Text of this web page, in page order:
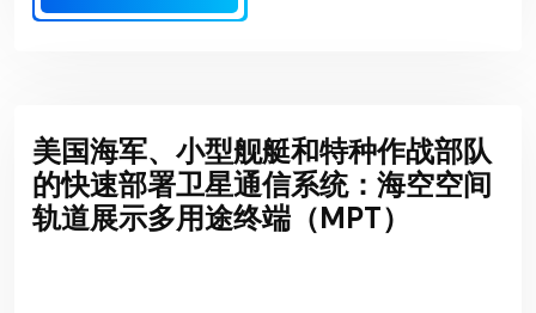
美国海军、小型舰艇和特种作战部队
的快速部署卫星通信系统：海空空间
轨道展示多用途终端（MPT）